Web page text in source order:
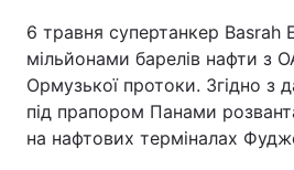
6 травня супертанкер Basrah
мільйонами барелів нафти з
Ормузької протоки. Згідно з
під прапором Панами
на нафтових терміналах